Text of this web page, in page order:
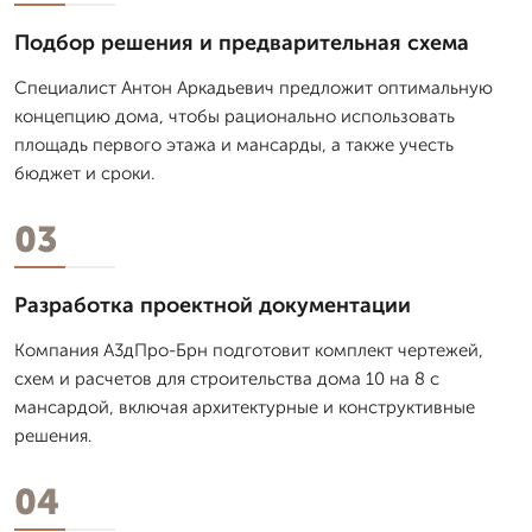
Подбор решения и предварительная схема
Специалист Антон Аркадьевич предложит оптимальную
концепцию дома, чтобы рационально использовать
площадь первого этажа и мансарды, а также учесть
бюджет и сроки.
03
Разработка проектной документации
Компания А3дПро-Брн подготовит комплект чертежей,
схем и расчетов для строительства дома 10 на 8 с
мансардой, включая архитектурные и конструктивные
решения.
04